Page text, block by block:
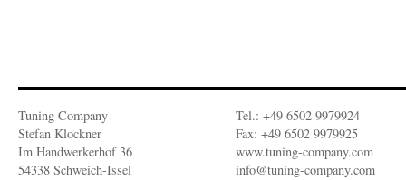
Tuning Company
Stefan Klockner
Im Handwerkerhof 36
54338 Schweich-Issel
Tel.: +49 6502 9979924
Fax: +49 6502 9979925
www.tuning-company.com
info@tuning-company.com